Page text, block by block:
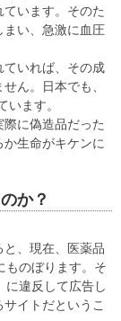
います。そのた
まい、急激に血圧
ていれば、その成
ん。日本でも、
ます。
に偽造品だった
生命がキケンに
か？
、現在、医薬品
ものぼります。そ
に違反して広告し
イトだというこ